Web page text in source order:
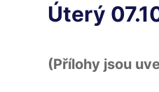
Úterý
(Přílohy jsou